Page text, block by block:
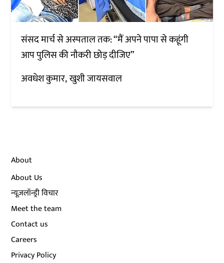
संसद मार्च से अस्पताल तक: “मैं अपने पापा से कहूंगी
आप पुलिस की नौकरी छोड़ दीजिए”
अवधेश कुमार खुशी जायसवाल
About
About Us
न्यूज़लॉन्ड्री विचार
Meet the team
Contact us
Careers
Privacy Policy